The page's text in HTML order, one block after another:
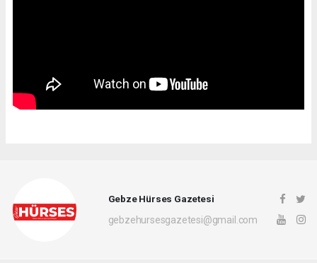
Gebze Hürses Gazetesi
gebzehursesgazetesi@gmail.com